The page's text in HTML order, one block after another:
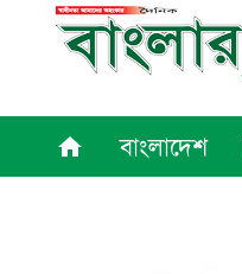
home বাংলাদেশ